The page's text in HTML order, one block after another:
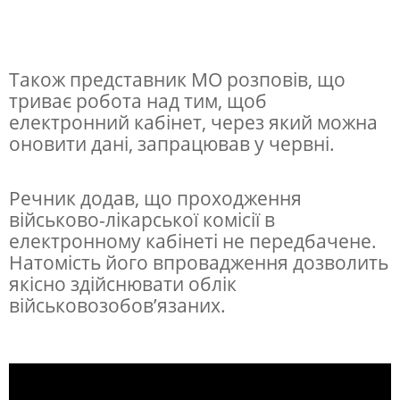
н
о
о
р
о
н
и
Також представник МО розповів, що
триває робота над тим, щоб
електронний кабінет, через який можна
оновити дані, запрацював у червні.
Речник додав, що проходження
військово-лікарської комісії в
електронному кабінеті не передбачене.
Натомість його впровадження дозволить
якісно здійснювати облік
військовозобов’язаних.